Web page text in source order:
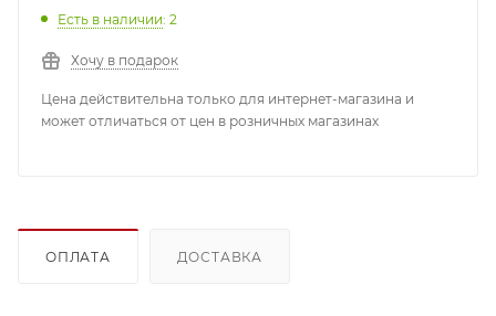
Есть в наличии: 2
Хочу в подарок
Цена действительна только для интернет-магазина и
может отличаться от цен в розничных магазинах
ОПЛАТА ДОСТАВКА